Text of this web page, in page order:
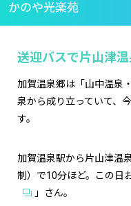
かのや光楽苑
送迎バスで片山津
加賀温泉郷は「山中温泉
泉から成り立っていて、
す。
加賀温泉駅から片山津温
制）で10分ほど。この日
」さん。